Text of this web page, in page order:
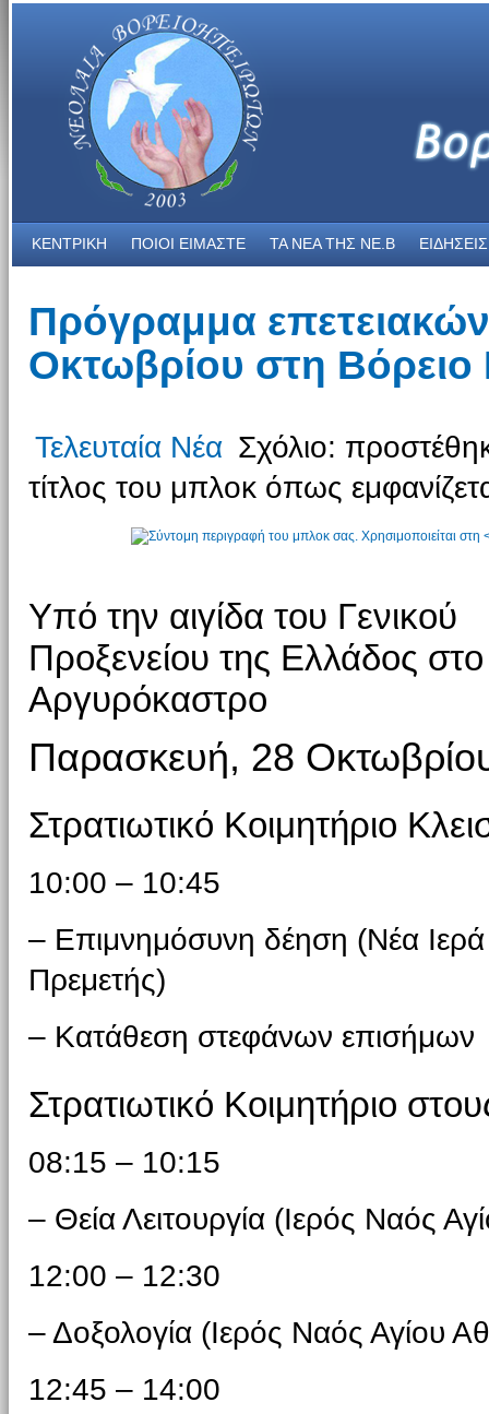
ΚΕΝΤΡΙΚΗ ΠΟΙΟΙ ΕΙΜΑΣΤΕ ΤΑ ΝΕΑ THΣ NE.B ΕΙΔΗΣΕΙΣ
Πρόγραμμα
Οκτωβρίου στη Βόρειο
Τελευταία Νέα Σχόλιο:
τίτλος του μπλοκ όπως
Υπό την αιγίδα του Γενικού
Προξενείου της Ελλάδος στο
Αργυρόκαστρο
Παρασκευή, 28
Στρατιωτικό Κοιμητήριο
10:00 – 10:45
– Επιμνημόσυνη δέηση (Νέα
Πρεμετής)
– Κατάθεση στεφάνων επισήμων
Στρατιωτικό Κοιμητήριο
08:15 – 10:15
– Θεία Λειτουργία (Ιερός Ναός
12:00 – 12:30
– Δοξολογία (Ιερός Ναός Αγίου
12:45 – 14:00